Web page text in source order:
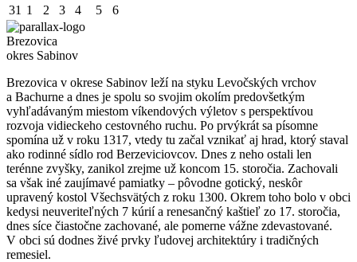
31 1 2 3 4 5 6
Brezovica
okres Sabinov
Brezovica v okrese Sabinov leží na styku Levočských vrchov
a Bachurne a dnes je spolu so svojim okolím predovšetkým
vyhľadávaným miestom víkendových výletov s perspektívou
rozvoja vidieckeho cestovného ruchu. Po prvýkrát sa písomne
spomína už v roku 1317, vtedy tu začal vznikať aj hrad, ktorý staval
ako rodinné sídlo rod Berzeviciovcov. Dnes z neho ostali len
terénne zvyšky, zanikol zrejme už koncom 15. storočia. Zachovali
sa však iné zaujímavé pamiatky – pôvodne gotický, neskôr
upravený kostol Všechsvätých z roku 1300. Okrem toho bolo v obci
kedysi neuveriteľných 7 kúrií a renesančný kaštieľ zo 17. storočia,
dnes síce čiastočne zachované, ale pomerne vážne zdevastované.
V obci sú dodnes živé prvky ľudovej architektúry i tradičných
remesiel.